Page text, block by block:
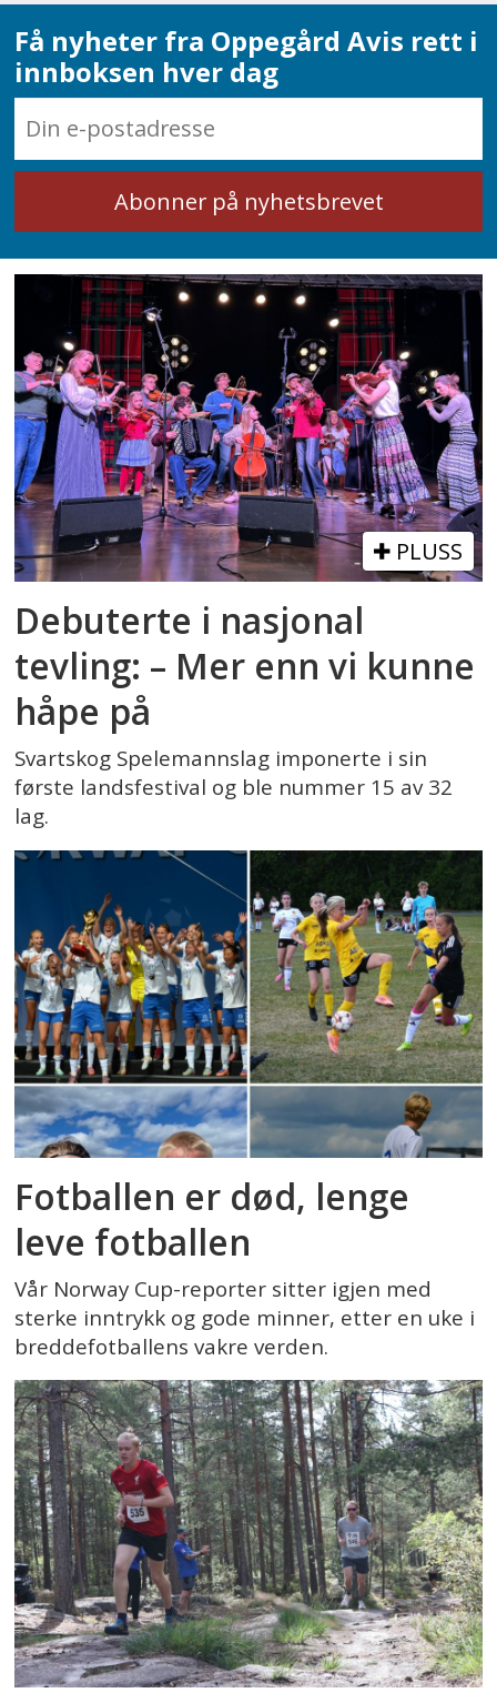
Få nyheter fra Oppegård Avis rett i
innboksen hver dag
PLUSS
Debuterte i nasjonal
tevling: – Mer enn vi kunne
håpe på
Svartskog Spelemannslag imponerte i sin
første landsfestival og ble nummer 15 av 32
lag.
Fotballen er død, lenge
leve fotballen
Vår Norway Cup-reporter sitter igjen med
sterke inntrykk og gode minner, etter en uke i
breddefotballens vakre verden.